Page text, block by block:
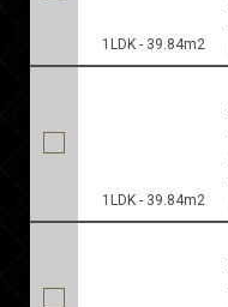
1LDK - 39.84m2
1LDK - 39.84m2